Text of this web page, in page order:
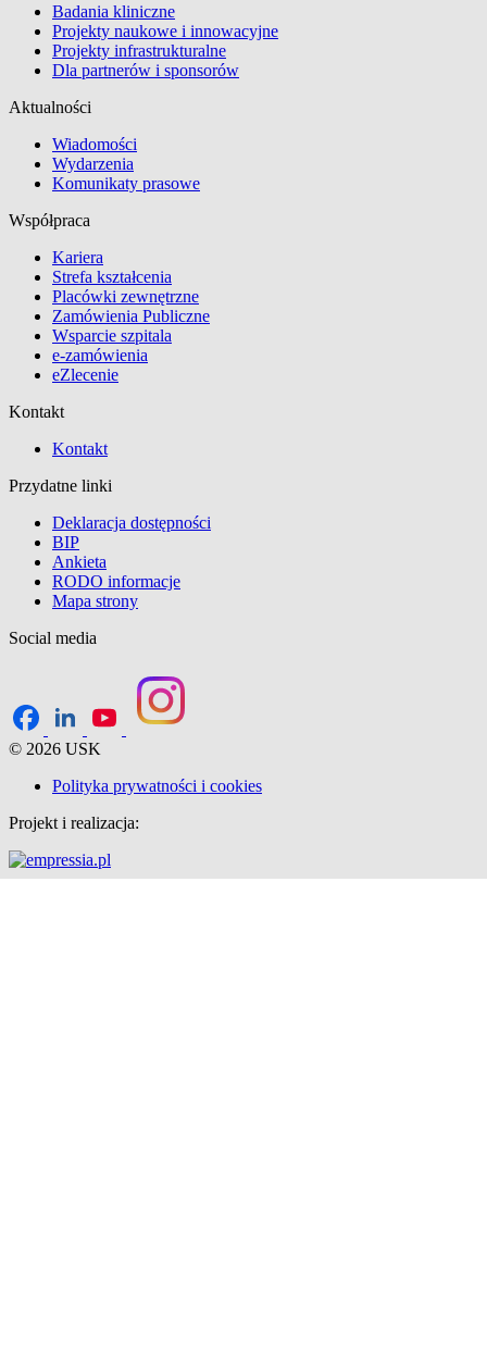
Badania kliniczne
Projekty naukowe i innowacyjne
Projekty infrastrukturalne
Dla partnerów i sponsorów
Aktualności
Wiadomości
Wydarzenia
Komunikaty prasowe
Współpraca
Kariera
Strefa kształcenia
Placówki zewnętrzne
Zamówienia Publiczne
Wsparcie szpitala
e-zamówienia
eZlecenie
Kontakt
Kontakt
Przydatne linki
Deklaracja dostępności
BIP
Ankieta
RODO informacje
Mapa strony
Social media
© 2026 USK
Polityka prywatności i cookies
Projekt i realizacja: